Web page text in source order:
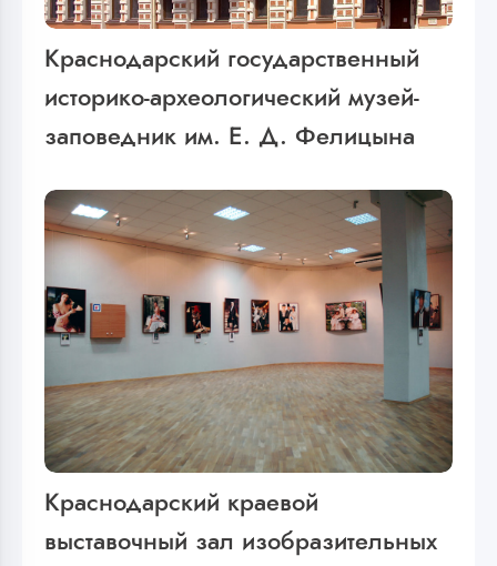
Краснодарский государственный
историко-археологический музей-
заповедник им. Е. Д. Фелицына
Краснодарский краевой
выставочный зал изобразительных